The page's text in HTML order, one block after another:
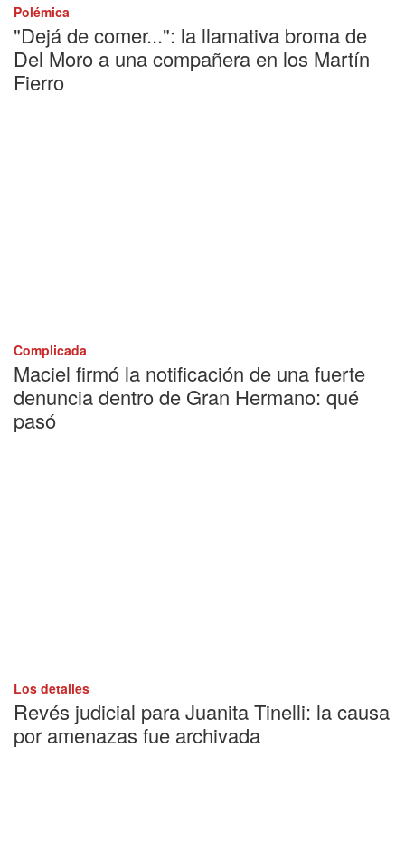
Polémica
"Dejá de comer...": la llamativa broma de
Del Moro a una compañera en los Martín
Fierro
Complicada
Maciel firmó la notificación de una fuerte
denuncia dentro de Gran Hermano: qué
pasó
Los detalles
Revés judicial para Juanita Tinelli: la causa
por amenazas fue archivada